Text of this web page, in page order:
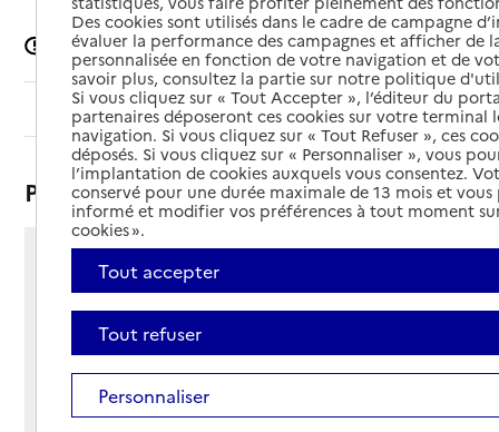
Signaler une erreur
Sommaire
Présentation
Rue des Anges
59460 - Jeumont
Voir itinéraire
Téléphone :
03 27 67 15 87
Contact
Contact
Site Internet
Site internet non renseigné
Des cookies sont utilisés dans le cadre de campagne
évaluer la performance des campagnes et afficher de
personnalisée en fonction de votre navigation et de
savoir plus, consultez la partie sur notre politique
Si vous cliquez sur « Tout Accepter », l’éditeur du
partenaires déposeront ces cookies sur votre terminal
navigation. Si vous cliquez sur « Tout Refuser », ces
déposés. Si vous cliquez sur « Personnaliser », vous
l’implantation de cookies auxquels vous consentez.
conservé pour une durée maximale de 13 mois et
informé et modifier vos préférences à tout moment
cookies ».
Tout accepter
Tout refuser
Personnaliser